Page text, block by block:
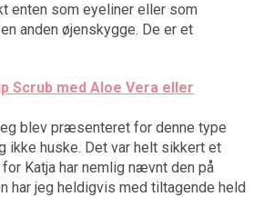
enten som eyeliner eller som
anden øjenskygge. De er et
Scrub med Aloe Vera eller
blev præsenteret for denne type
ikke huske. Det var helt sikkert et
Katja har nemlig nævnt den på
har jeg heldigvis med tiltagende held